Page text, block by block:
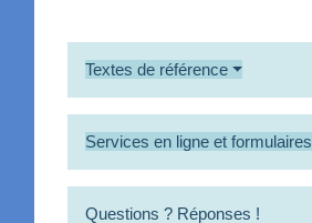
Textes de référence
Services en ligne et formulaires
Questions ? Réponses !